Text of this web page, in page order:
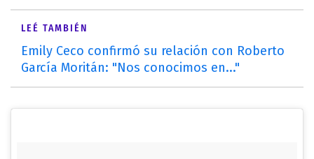
LEÉ TAMBIÉN
Emily Ceco confirmó su relación con Roberto
García Moritán: "Nos conocimos en..."